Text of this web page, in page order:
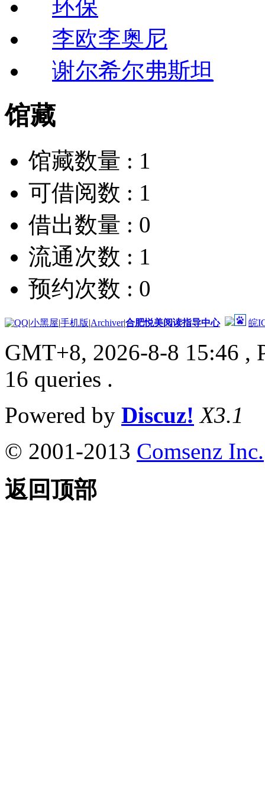
环保
李欧李奥尼
谢尔希尔弗斯坦
馆藏
馆藏数量 : 1
可借阅数 : 1
借出数量 : 0
流通次数 : 1
预约次数 : 0
|小黑屋|手机版|Archiver|合肥悦美阅读指导中心 皖
GMT+8, 2026-8-8 15:46 ,
16 queries .
Powered by Discuz! X3.1
© 2001-2013 Comsenz Inc.
返回顶部